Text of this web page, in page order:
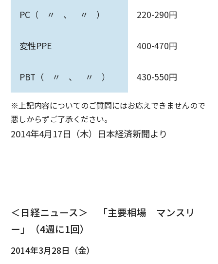
PC（ 〃 、 〃 ） 220-290円
変性PPE 400-470円
PBT（ 〃 、 〃 ） 430-550円
※上記内容についてのご質問にはお応えできませんので
悪しからずご了承ください。
2014年4月17日（木）日本経済新聞より
＜日経ニュース＞ 「主要相場 マンスリ
ー」（4週に1回）
2014年3月28日（金）